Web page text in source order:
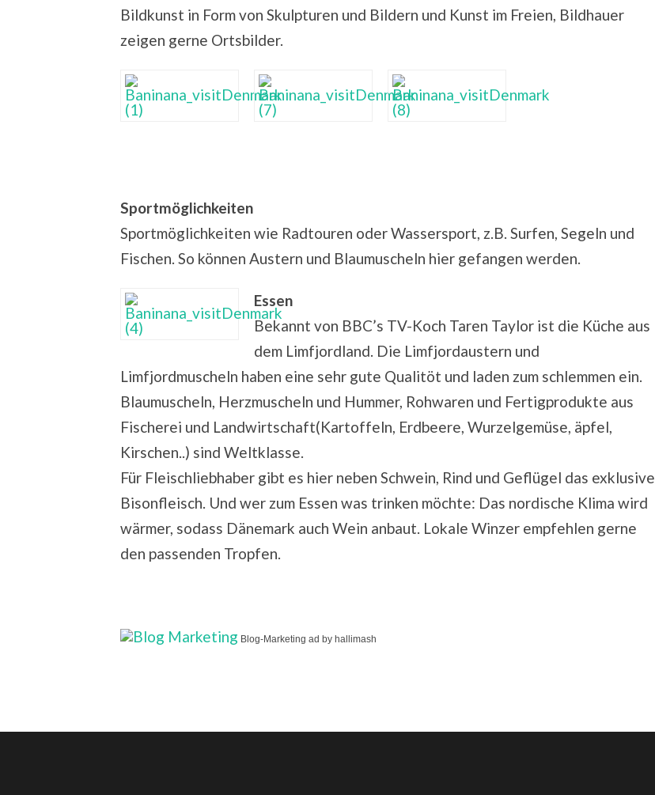
Bildkunst in Form von Skulpturen und Bildern und Kunst im Freien, Bildhauer
zeigen gerne Ortsbilder.
Sportmöglichkeiten
Sportmöglichkeiten wie Radtouren oder Wassersport, z.B. Surfen, Segeln und
Fischen. So können Austern und Blaumuscheln hier gefangen werden.
Essen
Bekannt von BBC’s TV-Koch Taren Taylor ist die Küche aus
dem Limfjordland. Die Limfjordaustern und
Limfjordmuscheln haben eine sehr gute Qualitöt und laden zum schlemmen ein.
Blaumuscheln, Herzmuscheln und Hummer, Rohwaren und Fertigprodukte aus
Fischerei und Landwirtschaft(Kartoffeln, Erdbeere, Wurzelgemüse, äpfel,
Kirschen..) sind Weltklasse.
Für Fleischliebhaber gibt es hier neben Schwein, Rind und Geflügel das exklusive
Bisonfleisch. Und wer zum Essen was trinken möchte: Das nordische Klima wird
wärmer, sodass Dänemark auch Wein anbaut. Lokale Winzer empfehlen gerne
den passenden Tropfen.
Blog-Marketing ad by hallimash